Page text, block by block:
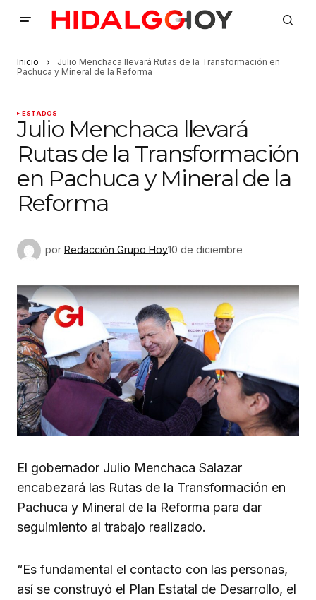
Inicio
Julio Menchaca llevará Rutas de la Transformación en
Pachuca y Mineral de la Reforma
ESTADOS
Julio Menchaca llevará
Rutas de la Transformación
en Pachuca y Mineral de la
Reforma
por Redacción Grupo Hoy10 de diciembre
El gobernador Julio Menchaca Salazar
encabezará las Rutas de la Transformación en
Pachuca y Mineral de la Reforma para dar
seguimiento al trabajo realizado.
“Es fundamental el contacto con las personas,
así se construyó el Plan Estatal de Desarrollo, el